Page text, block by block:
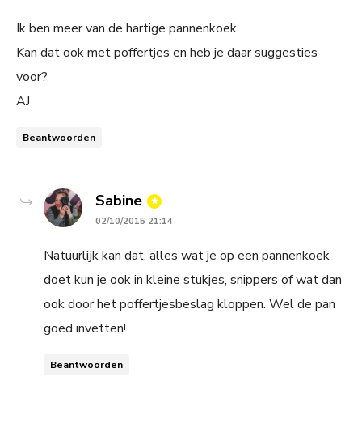
Ik ben meer van de hartige pannenkoek.
Kan dat ook met poffertjes en heb je daar suggesties
voor?
AJ
Beantwoorden
Sabine says:
02/10/2015 21:14
Natuurlijk kan dat, alles wat je op een pannenkoek
doet kun je ook in kleine stukjes, snippers of wat dan
ook door het poffertjesbeslag kloppen. Wel de pan
goed invetten!
Beantwoorden